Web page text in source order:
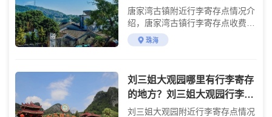
存怎么收费？
唐家湾古镇附近行李寄存点情况介
绍，唐家湾古镇行李寄存点收费标
准介绍
珠海
刘三姐大观园哪里有行李寄存
的地方？刘三姐大观园行李寄
存怎么收费？
刘三姐大观园附近行李寄存点情况